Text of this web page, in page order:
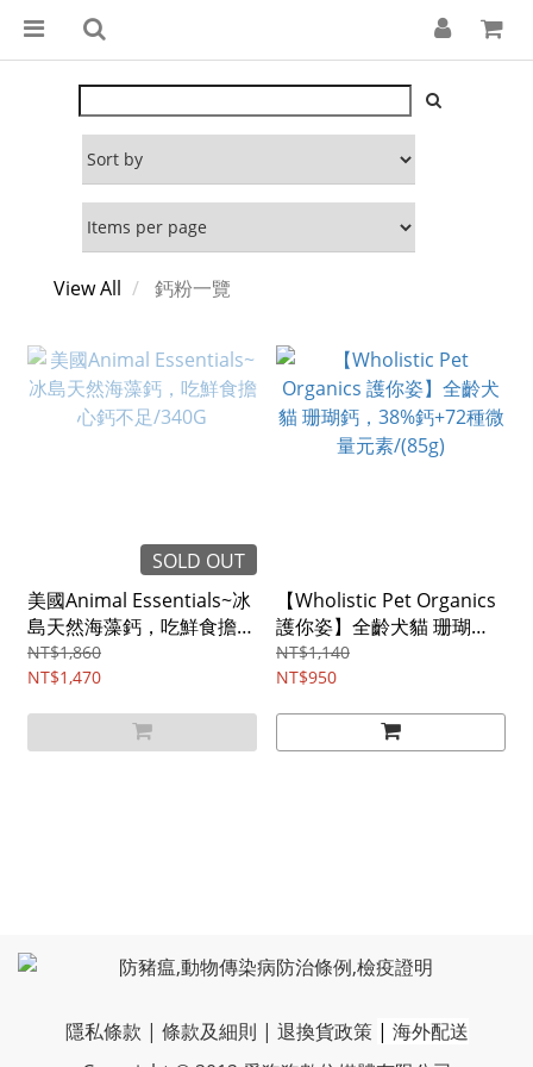
View All 鈣粉一覽
SOLD OUT
美國Animal Essentials~冰
島天然海藻鈣，吃鮮食擔心
鈣不足/340G
NT$1,860
NT$1,470
【Wholistic Pet Organics
護你姿】全齡犬貓 珊瑚
鈣，38%鈣+72種微量元
素/(85g)
NT$1,140
NT$950
隱私條款 | 條款及細則 | 退換貨政策 | 海外配送